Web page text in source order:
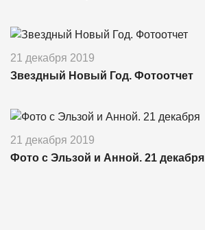
21 декабря 2019
Звездный Новый Год. Фотоотчет
21 декабря 2019
Фото с Эльзой и Анной. 21 декабря